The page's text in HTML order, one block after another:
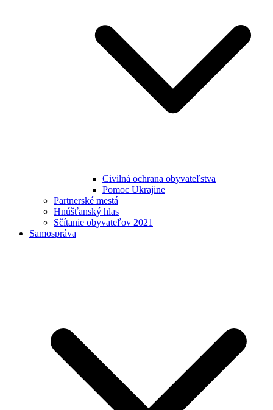
Civilná ochrana obyvateľstva
Pomoc Ukrajine
Partnerské mestá
Hnúšťanský hlas
Sčítanie obyvateľov 2021
Samospráva